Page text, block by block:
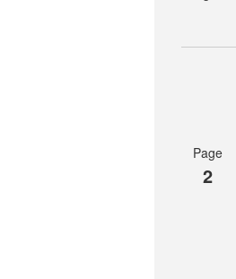
Page
2